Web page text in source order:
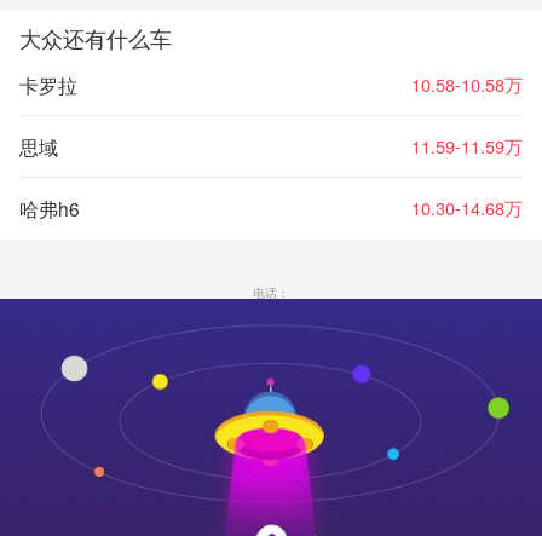
大众还有什么车
卡罗拉 10.58-10.58万
思域 11.59-11.59万
哈弗h6 10.30-14.68万
电话：